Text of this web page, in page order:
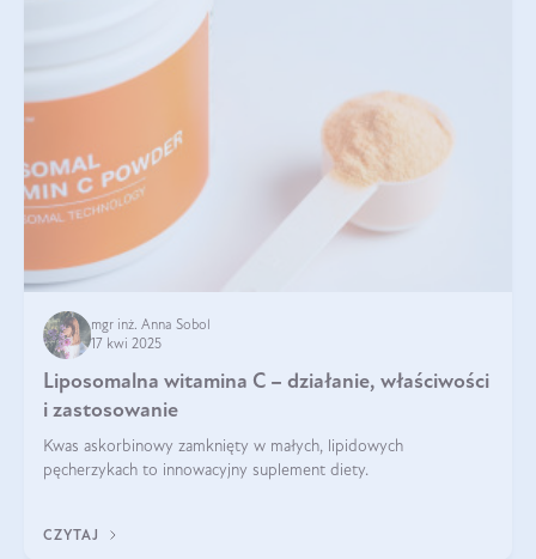
mgr inż. Anna Sobol
17 kwi 2025
Liposomalna witamina C – działanie, właściwości
i zastosowanie
Kwas askorbinowy zamknięty w małych, lipidowych
pęcherzykach to innowacyjny suplement diety.
CZYTAJ